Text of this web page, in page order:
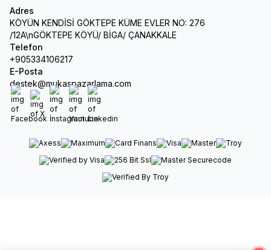
Adres
KÖYÜN KENDİSİ GÖKTEPE KÜME EVLER NO: 276
/12A\nGÖKTEPE KÖYÜ/ BİGA/ ÇANAKKALE
Telefon
+905334106217
E-Posta
destek@mukaspazarlama.com
Facebook
X İnstagram
Youtube